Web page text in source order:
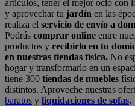
artículos, tener el mejor ocio con
y aprovechar tu jardín en las
realiza el servicio de envío a
Podrás comprar online entre
productos y recibirlo en tu
en nuestras tiendas física. No
hogar y transformarlo en un
tiene 300 tiendas de muebles
distintos. Aproveche nuestras
baratos y liquidaciones de sofas.